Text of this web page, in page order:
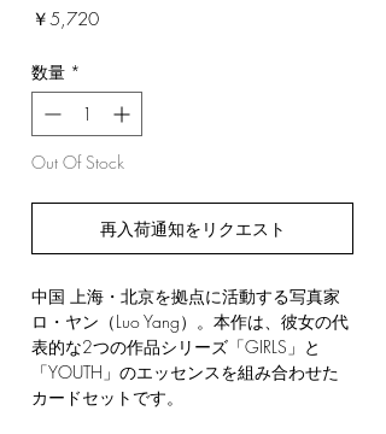
￥5,720価
数量 *
Out Of Stock
再入荷通知をリクエスト
中国 上海・北京を拠点に活動する写真家
ロ・ヤン（Luo Yang）。本作は、彼女の代
表的な2つの作品シリーズ「GIRLS」と
「YOUTH」のエッセンスを組み合わせた
カードセットです。